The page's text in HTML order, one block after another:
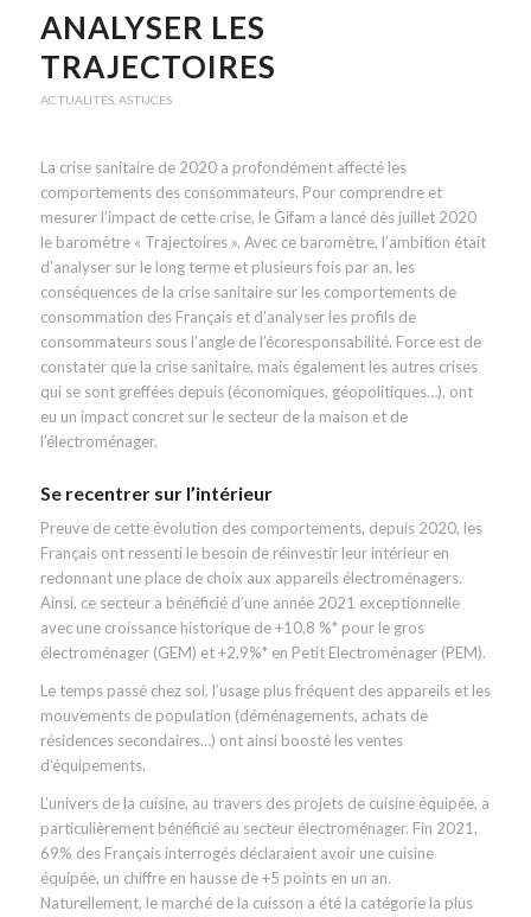
ANALYSER LES
TRAJECTOIRES
ACTUALITÉS, ASTUCES
La crise sanitaire de 2020 a profondément affecté les
comportements des consommateurs. Pour comprendre et
mesurer l’impact de cette crise, le Gifam a lancé dès juillet 2020
le baromètre « Trajectoires ». Avec ce baromètre, l’ambition était
d’analyser sur le long terme et plusieurs fois par an, les
conséquences de la crise sanitaire sur les comportements de
consommation des Français et d’analyser les profils de
consommateurs sous l’angle de l’écoresponsabilité. Force est de
constater que la crise sanitaire, mais également les autres crises
qui se sont greffées depuis (économiques, géopolitiques…), ont
eu un impact concret sur le secteur de la maison et de
l’électroménager.
Se recentrer sur l’intérieur
Preuve de cette évolution des comportements, depuis 2020, les
Français ont ressenti le besoin de réinvestir leur intérieur en
redonnant une place de choix aux appareils électroménagers.
Ainsi, ce secteur a bénéficié d’une année 2021 exceptionnelle
avec une croissance historique de +10,8 %* pour le gros
électroménager (GEM) et +2,9%* en Petit Electroménager (PEM).
Le temps passé chez soi, l’usage plus fréquent des appareils et les
mouvements de population (déménagements, achats de
résidences secondaires…) ont ainsi boosté les ventes
d’équipements.
L’univers de la cuisine, au travers des projets de cuisine équipée, a
particulièrement bénéficié au secteur électroménager. Fin 2021,
69% des Français interrogés déclaraient avoir une cuisine
équipée, un chiffre en hausse de +5 points en un an.
Naturellement, le marché de la cuisson a été la catégorie la plus